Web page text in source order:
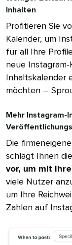
Inhalten​​
Profitieren Sie
Kalender, um
für all Ihre
neue
Inhaltskalender
möchten –
Mehr
Die
schlägt Ihnen
vor, um mit
viele Nutzer
um Ihre
Zahlen auf